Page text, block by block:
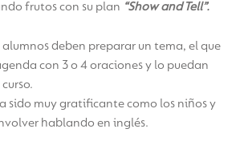
frutos con su plan “Show and Tell”.
alumnos deben preparar un tema, el que
con 3 o 4 oraciones y lo puedan
sido muy gratificante como los niños y
hablando en inglés.